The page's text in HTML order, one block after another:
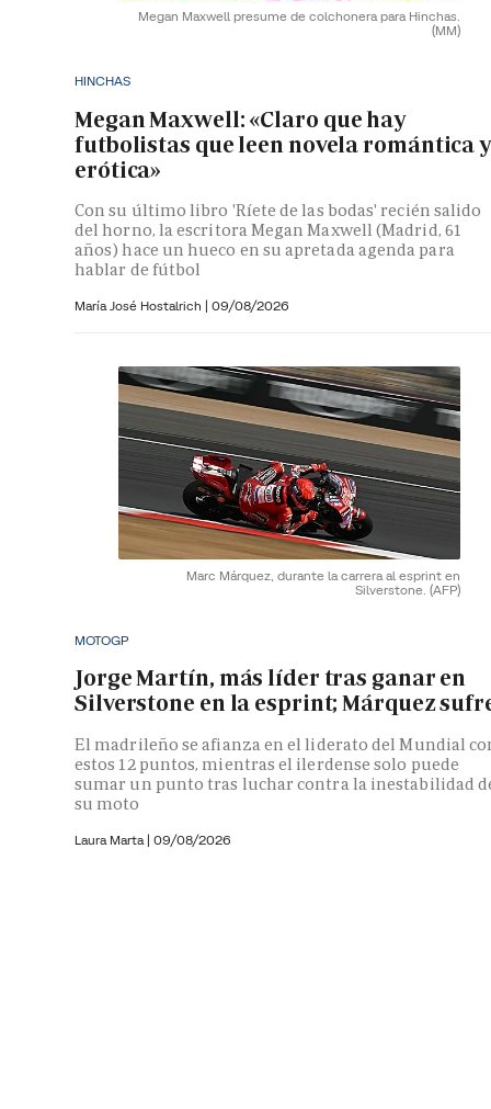
Megan Maxwell presume de colchonera para Hinchas.
(MM)
HINCHAS
Megan Maxwell: «Claro que hay
futbolistas que leen novela romántica y
erótica»
Con su último libro 'Ríete de las bodas' recién salido
del horno, la escritora Megan Maxwell (Madrid, 61
años) hace un hueco en su apretada agenda para
hablar de fútbol
María José Hostalrich | 09/08/2026
Marc Márquez, durante la carrera al esprint en
Silverstone. (AFP)
MOTOGP
Jorge Martín, más líder tras ganar en
Silverstone en la esprint; Márquez
El madrileño se afianza en el liderato del Mundial
estos 12 puntos, mientras el ilerdense solo puede
sumar un punto tras luchar contra la inestabilidad
su moto
Laura Marta | 09/08/2026